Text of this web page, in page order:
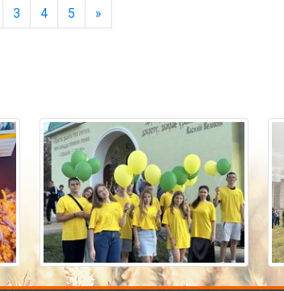
3 4 5 »